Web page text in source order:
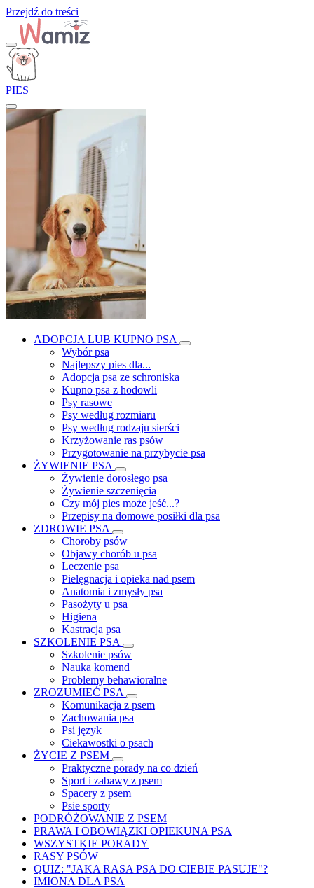
Przejdź do treści
PIES
ADOPCJA LUB KUPNO PSA
Wybór psa
Najlepszy pies dla...
Adopcja psa ze schroniska
Kupno psa z hodowli
Psy rasowe
Psy według rozmiaru
Psy według rodzaju sierści
Krzyżowanie ras psów
Przygotowanie na przybycie psa
ŻYWIENIE PSA
Żywienie dorosłego psa
Żywienie szczenięcia
Czy mój pies może jeść...?
Przepisy na domowe posiłki dla psa
ZDROWIE PSA
Choroby psów
Objawy chorób u psa
Leczenie psa
Pielęgnacja i opieka nad psem
Anatomia i zmysły psa
Pasożyty u psa
Higiena
Kastracja psa
SZKOLENIE PSA
Szkolenie psów
Nauka komend
Problemy behawioralne
ZROZUMIEĆ PSA
Komunikacja z psem
Zachowania psa
Psi język
Ciekawostki o psach
ŻYCIE Z PSEM
Praktyczne porady na co dzień
Sport i zabawy z psem
Spacery z psem
Psie sporty
PODRÓŻOWANIE Z PSEM
PRAWA I OBOWIĄZKI OPIEKUNA PSA
WSZYSTKIE PORADY
RASY PSÓW
QUIZ: "JAKA RASA PSA DO CIEBIE PASUJE"?
IMIONA DLA PSA